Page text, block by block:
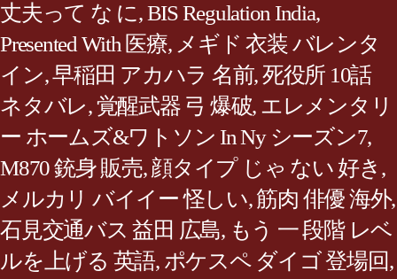
丈夫って な に,BIS Regulation India,
Presented With 医療, メギド 衣装 バレンタ
イン,早稲田 アカハラ 名前,死役所 10話
ネタバレ,覚醒武器 弓 爆破, エレメンタリ
ー ホームズ&ワトソン In Ny シーズン7,
M870 銃身 販売,顔タイプ じゃ ない 好き ,
メルカリ バイイー 怪しい,筋肉 俳優 海外,
石見交通バス 益田 広島, もう 一 段階 レベ
ルを上げる 英語, ポケスペ ダイゴ 登場回 ,